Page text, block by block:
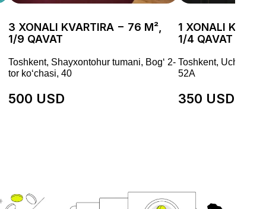
3 XONALI KVARTIRA − 76 M²,
1/9 QAVAT
Toshkent, Shayxontohur tumani, Bog‘ 2-
tor koʻchasi, 40
500 USD
1 XONALI
1/4 QAVAT
Toshkent, Uchtepa
52А
350 USD